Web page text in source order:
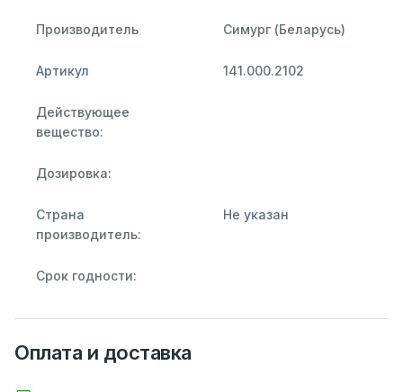
Производитель Симург (Беларусь)
Артикул 141.000.2102
Действующее
вещество:
Дозировка:
Страна
производитель:
Не указан
Срок годности:
Оплата и доставка